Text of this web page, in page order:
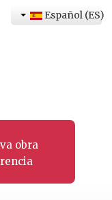
obra
Español (ES)